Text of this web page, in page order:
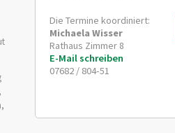
Die Termine koordiniert:
Michaela Wisser
Rathaus Zimmer 8
E-Mail schreiben
07682 / 804-51